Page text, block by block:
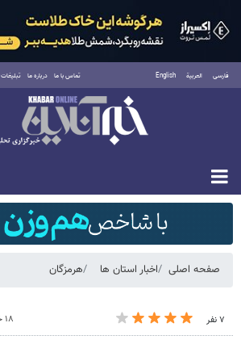
فارسی العربية English تماس با ما درباره ما تبلیغات
شنبه ۱۷ مرداد ۱۴۰۵
صفحه اصلی اخبار استان ها هرمزگان
۷ نفر ۱۸ خرداد ۱۴۰۵ - ۱۴:۴۷